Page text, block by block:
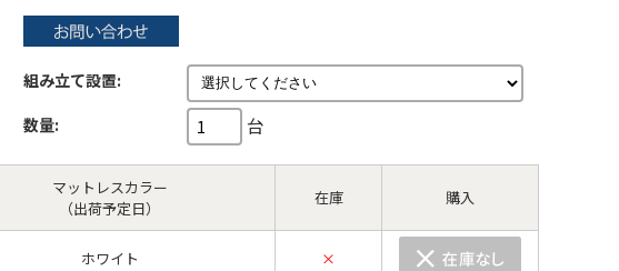
組み立て設置:
数量:
台
マットレスカラー
（出荷予定日）
在庫 購入
ホワイト ×